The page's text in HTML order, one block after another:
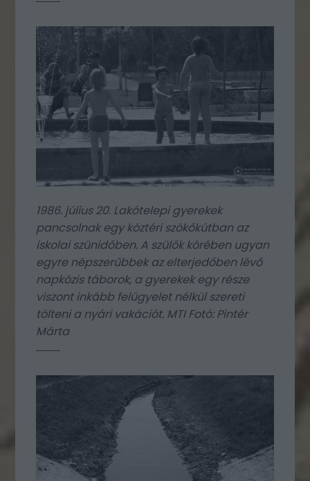
1986. július 20. Lakótelepi gyerekek
pancsolnak egy köztéri szökőkútban az
iskolai szünidőben. A szülők körében ugyan
egyre népszerűbbek az elterjedőben lévő
napközis táborok, a gyerekek egy része
viszont inkább felügyelet nélkül szereti
tölteni a nyári vakációt. MTI Fotó: Pintér
Márta